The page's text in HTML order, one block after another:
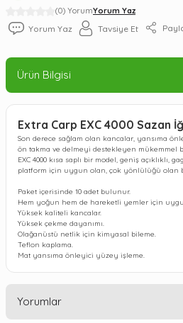
(0) YorumYorum Yaz
Yorum Yaz Tavsiye Et
Ürün Bilgisi
Extra Carp EXC 4000 Sazan
Son derece sağlam olan kancalar, yansıma
ön takma ve delmeyi destekleyen mükemmel
EXC 4000 kısa saplı bir model, geniş açıklıklı,
platform için uygun olan, çok yönlülüğü olan
Paket içerisinde 10 adet bulunur.
Hem yoğun hem de hareketli yemler için
Yüksek kaliteli kancalar.
Yüksek çekme dayanımı.
Olağanüstü netlik için kimyasal bileme.
Teflon kaplama.
Mat yansıma önleyici yüzey işleme.
Yorumlar